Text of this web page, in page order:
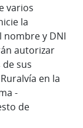
varios
la
nombre y DNI
autorizar
sus
en la
-
de